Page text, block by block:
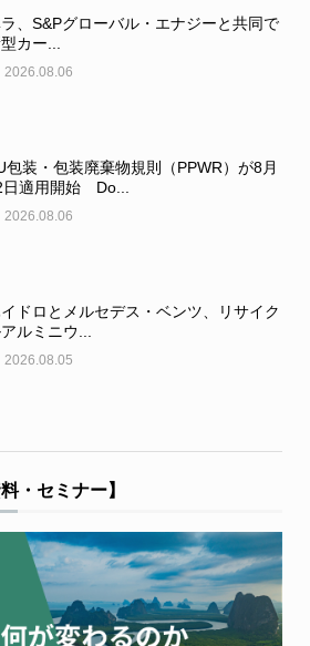
、S&Pグローバル・エナジーと共同で
カー...
2026.08.06
包装・包装廃棄物規則（PPWR）が8月
日適用開始 Do...
2026.08.06
ドロとメルセデス・ベンツ、リサイク
ルミニウ...
2026.08.05
・セミナー】